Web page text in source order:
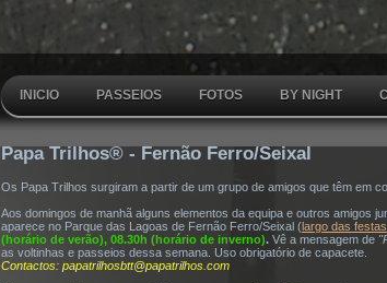
INICIO PASSEIOS FOTOS BY NIGHT
Papa Trilhos® - Fernão Ferro/Seixal
Os Papa Trilhos surgiram a partir de um grupo de amigos que têm em
Aos domingos de manhã alguns elementos da equipa e outros amigos
aparece no Parque das Lagoas de Fernão Ferro/Seixal (largo das
(horário de verão), 08.30h (horário de inverno). Vê a mensagem de
as voltinhas e passeios dessa semana. Uso obrigatório de capacete.
Contactos: papatrilhosbtt@papatrilhos.com